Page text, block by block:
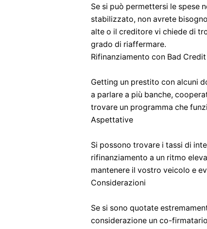
Se si può permettersi le spese
stabilizzato, non avrete
alte o il creditore vi chiede di
grado di riaffermare.
Rifinanziamento con Bad Credit
Getting un prestito con alcuni
a parlare a più banche,
trovare un programma che
Aspettative
Si possono trovare i tassi di
rifinanziamento a un ritmo
mantenere il vostro veicolo e
Considerazioni
Se si sono quotate
considerazione un co-